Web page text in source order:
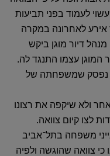
לעמוד בפני תביעות
לאחרונה במקרה
דיור מוגן ביקש
המוגן עצמו התנגד לה.
נפסק שמשפחתה של
אחר ולא שיקפה את רצונו
לצו קיום צוואה.
משפחה בתל־אביב
כי צוואה שהוגשה ולפיה